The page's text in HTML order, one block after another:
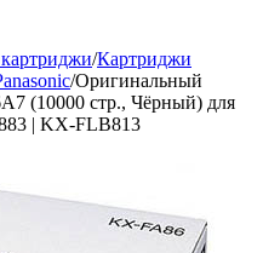
/Картриджи
/Оригинальный
(10000 стр., Чёрный) для
| KX-FLB813